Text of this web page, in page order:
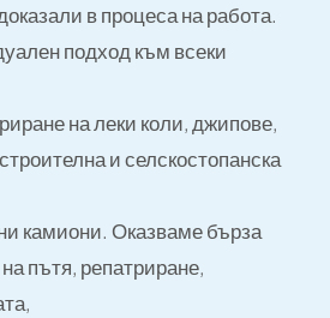
в процеса на работа.
подход към всеки
на леки коли, джипове,
и селскостопанска
камиони. Оказваме бърза
пътя, репатриране,